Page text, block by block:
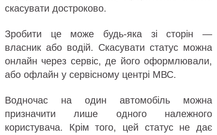
скасувати достроково.
Зробити це може будь-яка зі сторін —
власник або водій. Скасувати статус можна
онлайн через сервіс, де його оформлювали,
або офлайн у сервісному центрі МВС.
Водночас на один автомобіль можна
призначити лише одного належного
користувача. Крім того, цей статус не дає